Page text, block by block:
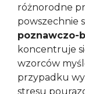
różnorodne
powszechnie
poznawczo-
koncentruje
wzorców
przypadku
stresu